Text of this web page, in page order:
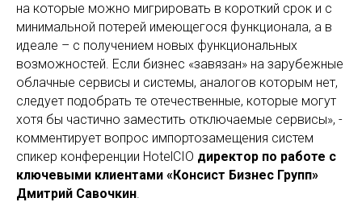
на которые можно мигрировать в короткий срок и с
минимальной потерей имеющегося функционала, а в
идеале – с получением новых функциональных
возможностей. Если бизнес «завязан» на зарубежные
облачные сервисы и системы, аналогов которым нет,
следует подобрать те отечественные, которые могут
хотя бы частично заместить отключаемые сервисы», -
комментирует вопрос импортозамещения систем
спикер конференции HotelCIO директор по работе с
ключевыми клиентами «Консист Бизнес Групп»
Дмитрий Савочкин.